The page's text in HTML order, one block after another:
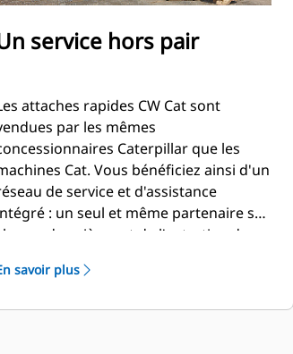
service hors pair
attaches rapides CW Cat sont
par les mêmes
Caterpillar que les
Cat. Vous bénéficiez ainsi d'un
de service et d'assistance
: un seul et même partenaire se
charge des pièces et de l'entretien de
fabricant n'est en mesure d'offrir
savoir plus